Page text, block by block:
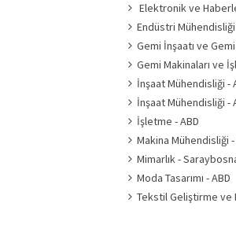
Elektronik ve
Endüstri Mühendisliği
Gemi İnşaatı ve
Gemi Makinaları ve
İnşaat Mühendisliği -
İnşaat Mühendisliği -
İşletme - ABD
Makina Mühendisliği
Mimarlık -
Moda Tasarımı - ABD
Tekstil Geliştirme ve